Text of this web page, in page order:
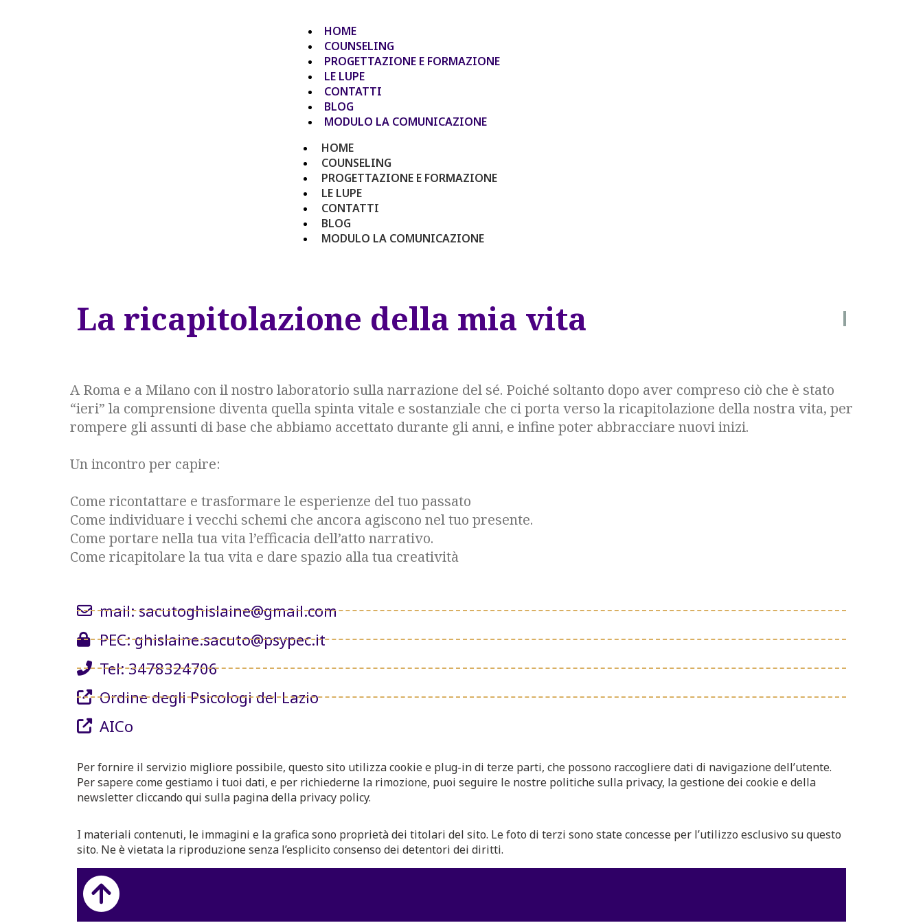
HOME
COUNSELING
PROGETTAZIONE E FORMAZIONE
LE LUPE
CONTATTI
BLOG
MODULO LA COMUNICAZIONE
HOME
COUNSELING
PROGETTAZIONE E FORMAZIONE
LE LUPE
CONTATTI
BLOG
MODULO LA COMUNICAZIONE
La ricapitolazione della mia vita
A Roma e a Milano con il nostro laboratorio sulla narrazione del sé. Poiché soltanto dopo aver compreso ciò che è stato
“ieri” la comprensione diventa quella spinta vitale e sostanziale che ci porta verso la ricapitolazione della nostra vita, per
rompere gli assunti di base che abbiamo accettato durante gli anni, e infine poter abbracciare nuovi inizi.
Un incontro per capire:
Come ricontattare e trasformare le esperienze del tuo passato
Come individuare i vecchi schemi che ancora agiscono nel tuo presente.
Come portare nella tua vita l’efficacia dell’atto narrativo.
Come ricapitolare la tua vita e dare spazio alla tua creatività
mail: sacutoghislaine@gmail.com
PEC: ghislaine.sacuto@psypec.it
Tel: 3478324706
Ordine degli Psicologi del Lazio
AICo
Per fornire il servizio migliore possibile, questo sito utilizza cookie e plug-in di terze parti, che possono raccogliere dati di navigazione dell’utente.
Per sapere come gestiamo i tuoi dati, e per richiederne la rimozione, puoi seguire le nostre politiche sulla privacy, la gestione dei cookie e della
newsletter cliccando qui sulla pagina della privacy policy.
I materiali contenuti, le immagini e la grafica sono proprietà dei titolari del sito. Le foto di terzi sono state concesse per l’utilizzo esclusivo su questo
sito. Ne è vietata la riproduzione senza l’esplicito consenso dei detentori dei diritti.